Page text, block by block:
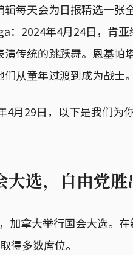
辑每天会为日报精选一张
：2024年4月24日，肯
演传统的跳跃舞。恩基帕
从童年过渡到成为战士。
4月29日，以下是我们为
大选，自由党胜
加拿大举行国会大选。
得多数席位。